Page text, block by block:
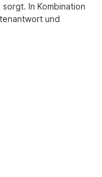
In Kombination
und